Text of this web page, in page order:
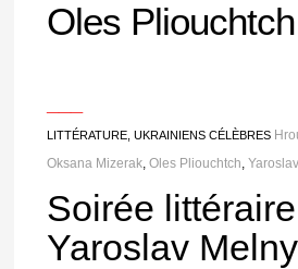
Oles Pliouchtch
LITTÉRATURE, UKRAINIENS CÉLÈBRES
Oksana Mizerak, Oles Pliouchtch
Soirée
Yaroslav